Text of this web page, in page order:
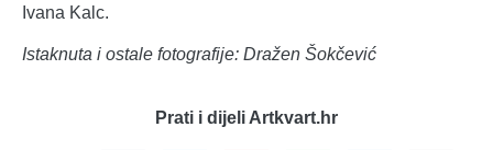
Ivana Kalc.
Istaknuta i ostale fotografije: Dražen Šokčević
Prati i dijeli Artkvart.hr